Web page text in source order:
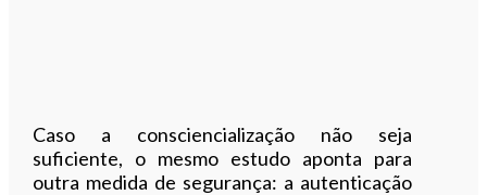
Caso a consciencialização não seja
suficiente, o mesmo estudo aponta para
outra medida de segurança: a autenticação